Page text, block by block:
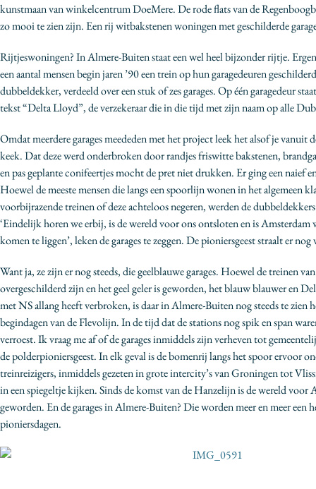
kunstmaan van winkelcentrum DoeMere. De rode flats van de
zo mooi te zien zijn. Een rij witbakstenen woningen met geschilderde
Rijtjeswoningen? In Almere-Buiten staat een wel heel bijzonder rijtje.
een aantal mensen begin jaren ’90 een trein op hun garagedeuren
dubbeldekker, verdeeld over een stuk of zes garages. Op één garagedeur
tekst “Delta Lloyd”, de verzekeraar die in die tijd met zijn naam op alle
Omdat meerdere garages meededen met het project leek het alsof je vanuit
keek. Dat deze werd onderbroken door randjes friswitte bakstenen,
en pas geplante conifeertjes mocht de pret niet drukken. Er ging een naief
Hoewel de meeste mensen die langs een spoorlijn wonen in het algemeen
voorbijrazende treinen of deze achteloos negeren, werden de
‘Eindelijk horen we erbij, is de wereld voor ons ontsloten en is Amsterdam
komen te liggen’, leken de garages te zeggen. De pioniersgeest straalt er nog
Want ja, ze zijn er nog steeds, die geelblauwe garages. Hoewel de treinen
overgeschilderd zijn en het geel geler is geworden, het blauw blauwer en
met NS allang heeft verbroken, is daar in Almere-Buiten nog steeds te zien
begindagen van de Flevolijn. In de tijd dat de stations nog spik en span
verroest. Ik vraag me af of de garages inmiddels zijn verheven tot
de polderpioniersgeest. In elk geval is de bomenrij langs het spoor ervoor
treinreizigers, inmiddels gezeten in grote intercity’s van Groningen tot
in een spiegeltje kijken. Sinds de komst van de Hanzelijn is de wereld voor
geworden. En de garages in Almere-Buiten? Die worden meer en meer een
pioniersdagen.